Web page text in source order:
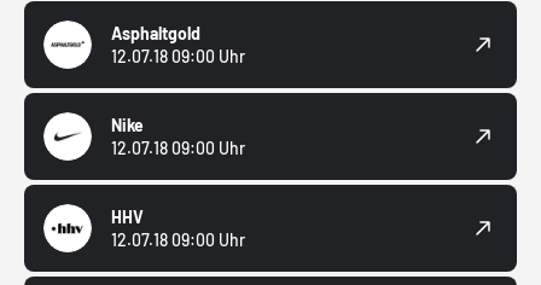
Asphaltgold
12.07.18 09:00 Uhr
Nike
12.07.18 09:00 Uhr
HHV
12.07.18 09:00 Uhr